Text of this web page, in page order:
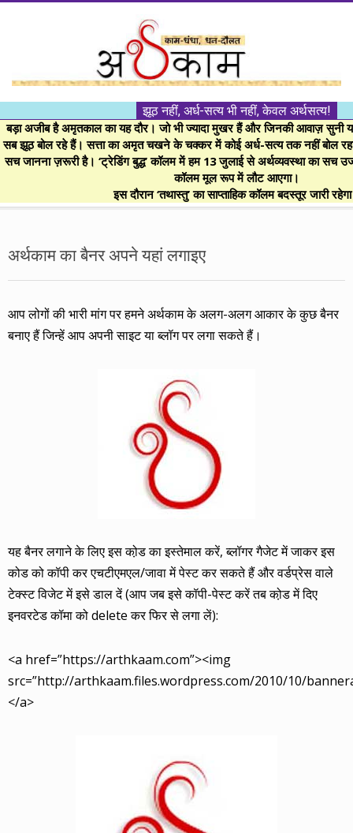
।।
अर्थकाम।।
BE
FINANCIALLY
CLEVER!
झूठ नहीं, अर्ध-सत्य भी नहीं, केवल अर्थसत्य!
बड़ा अजीब है अमृतकाल का यह दौर। जो भी ज्यादा मुखर हैं और जिनकी आवाज़ सुनी
सब झूठ बोल रहे हैं। सत्ता का अमृत चखने के चक्कर में कोई अर्ध-सत्य तक नहीं बोल
सच जानना ज़रूरी है। ‘ट्रेडिंग बुद्ध’ कॉलम में हम 13 जुलाई से अर्थव्यवस्था का सच
कॉलम मूल रूप में लौट आएगा।
इस दौरान ‘तथास्तु’ का साप्ताहिक कॉलम बदस्तूर जारी
Menu
अर्थकाम का बैनर अपने यहां लगाइए
आप लोगों की भारी मांग पर हमने अर्थकाम के अलग-अलग आकार के कुछ बैनर
बनाए हैं जिन्हें आप अपनी साइट या ब्लॉग पर लगा सकते हैं।
यह बैनर लगाने के लिए इस को़ड का इस्तेमाल करें, ब्लॉगर गैजेट में जाकर इस
कोड को कॉपी कर एचटीएमएल/जावा में पेस्ट कर सकते हैं और वर्डप्रेस वाले
टेक्स्ट विजेट में इसे डाल दें (आप जब इसे कॉपी-पेस्ट करें तब को़ड में दिए
इनवरटेड कॉमा को delete कर फिर से लगा लें):
<a href=”https://arthkaam.com”><img
src=”http://arthkaam.files.wordpress.com/2010/10/
</a>